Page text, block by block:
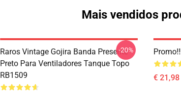
Mais vendidos
Raros Vintage Gojira Banda Presente
Preto Para Ventiladores Tanque Topo
RB1509
-20%
€